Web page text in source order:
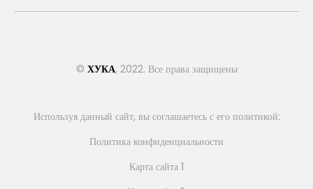
© ХУКА, 2022. Все права защищены
Используя данный сайт, вы соглашаетесь с его политикой:
Политика конфиденциальности
Карта сайта 1